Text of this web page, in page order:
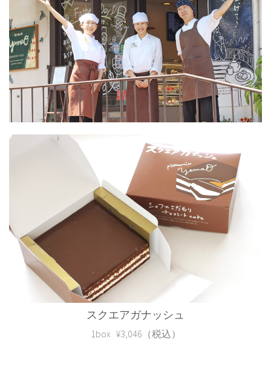
スクエアガナッシュ
1box ¥3,046（税込）